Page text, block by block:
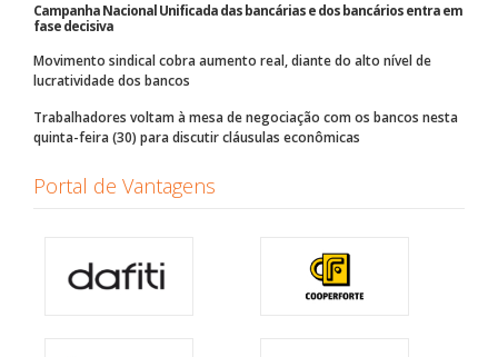
Campanha Nacional Unificada das bancárias e dos bancários entra em
fase decisiva
Movimento sindical cobra aumento real, diante do alto nível de
lucratividade dos bancos
Trabalhadores voltam à mesa de negociação com os bancos nesta
quinta-feira (30) para discutir cláusulas econômicas
Portal de Vantagens